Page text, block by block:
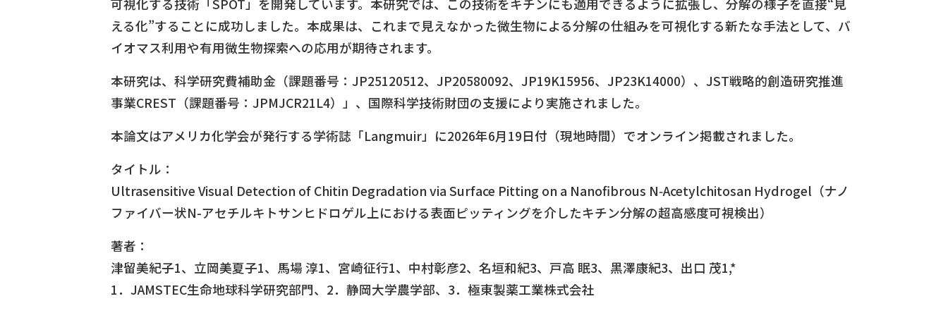
可視化する技術「SPOT」を開発しています。本研究では、この技術をキチンにも適用できるように拡張し、分解の様子を直接“見
える化”することに成功しました。本成果は、これまで見えなかった微生物による分解の仕組みを可視化する新たな手法として、バ
イオマス利用や有用微生物探索への応用が期待されます。
本研究は、科学研究費補助金（課題番号：JP25120512、JP20580092、JP19K15956、JP23K14000）、JST戦略的創造研究推進
事業CREST（課題番号：JPMJCR21L4）」、国際科学技術財団の支援により実施されました。
本論文はアメリカ化学会が発行する学術誌「Langmuir」に2026年6月19日付（現地時間）でオンライン掲載されました。
タイトル：
Ultrasensitive Visual Detection of Chitin Degradation via Surface Pitting on a Nanofibrous N‑Acetylchitosan Hydrogel（ナノ
ファイバー状N-アセチルキトサンヒドロゲル上における表面ピッティングを介したキチン分解の超高感度可視検出）
著者：
津留美紀子1、立岡美夏子1、馬場 淳1、宮崎征行1、中村彰彦2、名垣和紀3、戸高 眠3、黒澤康紀3、出口 茂1,*
1．JAMSTEC生命地球科学研究部門、2．静岡大学農学部、3．極東製薬工業株式会社